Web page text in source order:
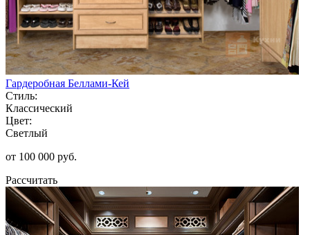
Гардеробная Беллами-Кей
Стиль:
Классический
Цвет:
Светлый
от 100 000 руб.
Рассчитать